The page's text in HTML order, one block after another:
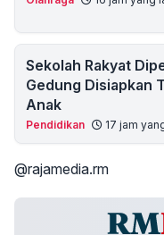
Sekolah Rakyat
Gedung Disiapkan
Anak
Pendidikan 17 jam
@rajamedia.rm